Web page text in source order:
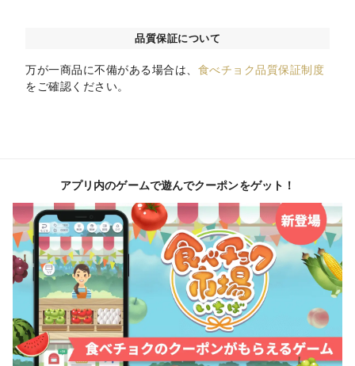
品質保証について
万が一商品に不備がある場合は、 食べチョク品質保証制度
をご確認ください。
アプリ内のゲームで遊んでクーポンをゲット！